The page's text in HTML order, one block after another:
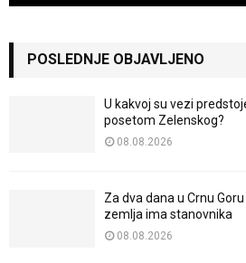
POSLEDNJE OBJAVLJENO
U kakvoj su vezi
posetom Zelenskog?
08.08.2026
Za dva dana u Crnu
zemlja ima stanovnika
08.08.2026